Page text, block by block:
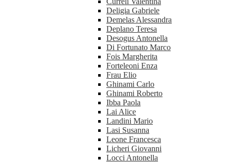
Deligia Gabriele
Demelas Alessandra
Deplano Teresa
Desogus Antonella
Di Fortunato Marco
Fois Margherita
Forteleoni Enza
Frau Elio
Ghinami Carlo
Ghinami Roberto
Ibba Paola
Lai Alice
Landini Mario
Lasi Susanna
Leone Francesca
Licheri Giovanni
Locci Antonella